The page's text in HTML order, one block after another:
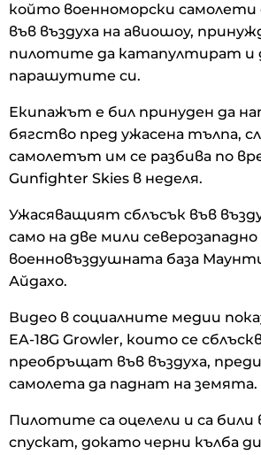
който военноморски самолети
във въздуха на авиошоу,
пилотите да катапултират и
парашутите си.
Екипажът е бил принуден да
бягство пред ужасена тълпа,
самолетът им се разбива по
Gunfighter Skies в неделя.
Ужасяващият сблъсък във
само на две мили
военновъздушната база
Айдахо.
Видео в социалните медии
EA-18G Growler, които се
преобръщат във въздуха,
самолета да паднат на земята.
Пилотите са оцелели и са били
спускат, докато черни кълба